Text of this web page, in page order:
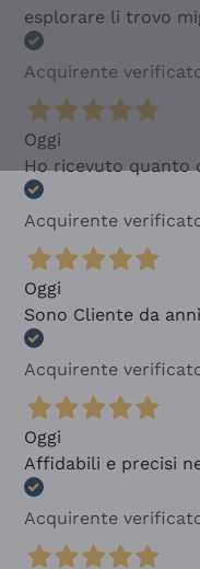
esplorare li trovo
Acquirente
Oggi
Ho ricevuto quanto
Acquirente
Oggi
Sono Cliente da
Acquirente
Oggi
Affidabili e precisi
Acquirente